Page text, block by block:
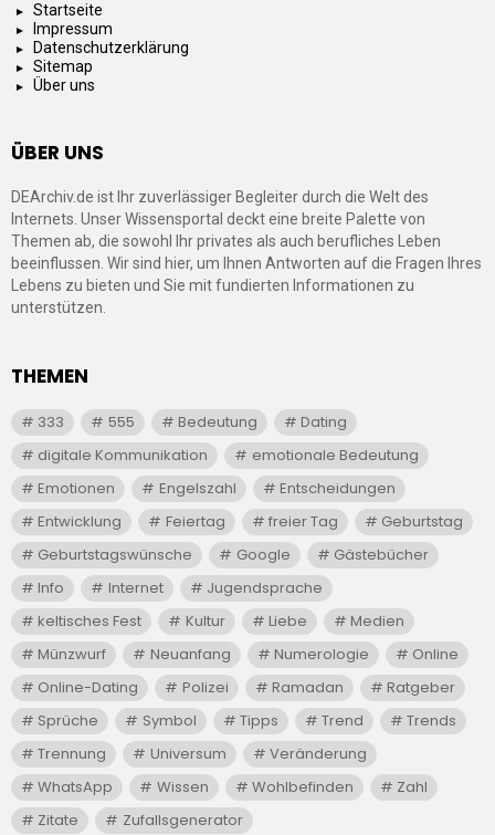
Startseite
Impressum
Datenschutzerklärung
Sitemap
Über uns
ÜBER UNS
DEArchiv.de ist Ihr zuverlässiger Begleiter durch die Welt des
Internets. Unser Wissensportal deckt eine breite Palette von
Themen ab, die sowohl Ihr privates als auch berufliches Leben
beeinflussen. Wir sind hier, um Ihnen Antworten auf die Fragen Ihres
Lebens zu bieten und Sie mit fundierten Informationen zu
unterstützen.
THEMEN
333 555 Bedeutung
Dating
digitale Kommunikation
emotionale Bedeutung
Emotionen
Engelszahl
Entscheidungen
Entwicklung
Feiertag freier Tag
Geburtstag
Geburtstagswünsche
Google
Gästebücher
Info
Internet
Jugendsprache
keltisches Fest
Kultur Liebe
Medien
Münzwurf
Neuanfang Numerologie
Online
Online-Dating
Polizei Ramadan
Ratgeber
Sprüche
Symbol Tipps Trend
Trends
Trennung
Universum
Veränderung
WhatsApp
Wissen Wohlbefinden
Zahl
Zitate
Zufallsgenerator